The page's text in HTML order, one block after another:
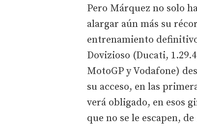
Pero Márquez no solo
alargar aún más su
entrenamiento
Dovizioso (Ducati,
MotoGP y Vodafone)
su acceso, en las
verá obligado, en esos
que no se le escapen,